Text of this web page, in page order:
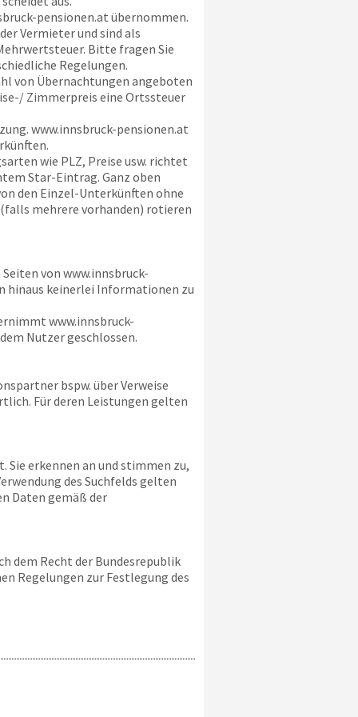
pensionen.at übernommen.
Vermieter und sind als
Bitte fragen Sie
Regelungen.
von Übernachtungen angeboten
Zimmerpreis eine Ortssteuer
www.innsbruck-pensionen.at
wie PLZ, Preise usw. richtet
Star-Eintrag. Ganz oben
den Einzel-Unterkünften ohne
mehrere vorhanden) rotieren
von www.innsbruck-
hinaus keinerlei Informationen zu
www.innsbruck-
Nutzer geschlossen.
bspw. über Verweise
Für deren Leistungen gelten
Sie erkennen an und stimmen zu,
des Suchfelds gelten
Daten gemäß der
dem Recht der Bundesrepublik
Regelungen zur Festlegung des